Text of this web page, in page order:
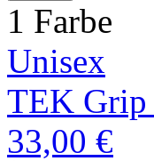
1 Farbe
Unisex
TEK Grip
33,00 €